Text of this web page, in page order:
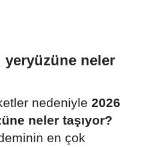
yeryüzüne neler
nedeniyle 2026
neler taşıyor?
en çok